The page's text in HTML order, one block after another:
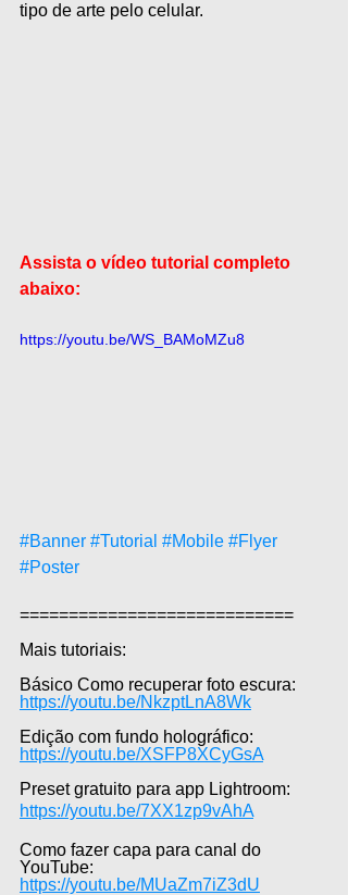
tipo de arte pelo celular.
Assista o vídeo tutorial completo
abaixo:
https://youtu.be/WS_BAMoMZu8
#Banner #Tutorial #Mobile #Flyer
#Poster
============================
Mais tutoriais:
Básico Como recuperar foto escura:
https://youtu.be/NkzptLnA8Wk
Edição com fundo holográfico:
https://youtu.be/XSFP8XCyGsA
Preset gratuito para app Lightroom:
https://youtu.be/7XX1zp9vAhA
Como fazer capa para canal do
YouTube:
https://youtu.be/MUaZm7iZ3dU